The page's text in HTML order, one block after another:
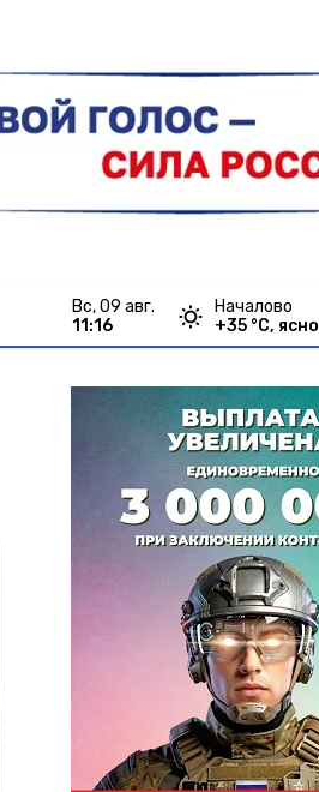
вс, 09 авг.
11:16
Началово
+35 °С, ясно